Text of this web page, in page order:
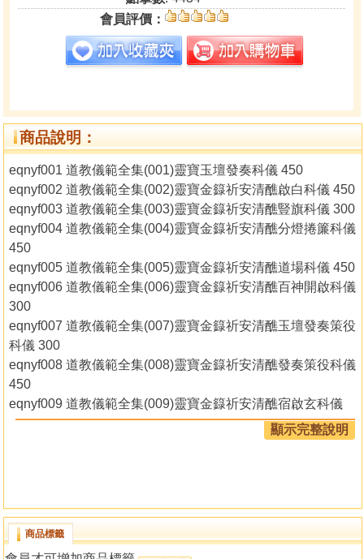
會員評價：
商品說明：
eqnyf001 道教儀範全集(001)靈寶玉壇發奏科儀 450
eqnyf002 道教儀範全集(002)靈寶金籙祈安清醮啟白科儀 450
eqnyf003 道教儀範全集(003)靈寶金籙祈安清醮豎旗科儀 300
eqnyf004 道教儀範全集(004)靈寶金籙祈安清醮分燈捲簾科儀
450
eqnyf005 道教儀範全集(005)靈寶金籙祈安清醮道場科儀 450
eqnyf006 道教儀範全集(006)靈寶金籙祈安清醮百神開啟科儀
300
eqnyf007 道教儀範全集(007)靈寶金籙祈安清醮玉壇發奏策役
科儀 300
eqnyf008 道教儀範全集(008)靈寶金籙祈安清醮發奏策役科儀
450
eqnyf009 道教儀範全集(009)靈寶金籙祈安清醮宿啟玄科儀
450
eqnyf010 道教儀範全集(010)靈寶金籙祈安清醮百神入醮三獻
eqnyf013 道教儀範全集(013)靈寶金籙祈安清醮晚朝科儀 450
eqnyf014 道教儀範全集(014)靈寶金籙祈安清醮進表科儀(附
顯示完整說明
商品標籤